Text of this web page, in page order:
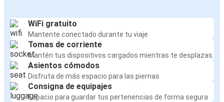
WiFi gratuito
Mantente conectado durante tu viaje
Tomas de corriente
Mantén tus dispositivos cargados mientras te desplazas
Asientos cómodos
Disfruta de más espacio para las piernas
Consigna de equipajes
Espacio para guardar tus pertenencias de forma segura